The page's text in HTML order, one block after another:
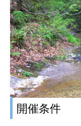
開催条件